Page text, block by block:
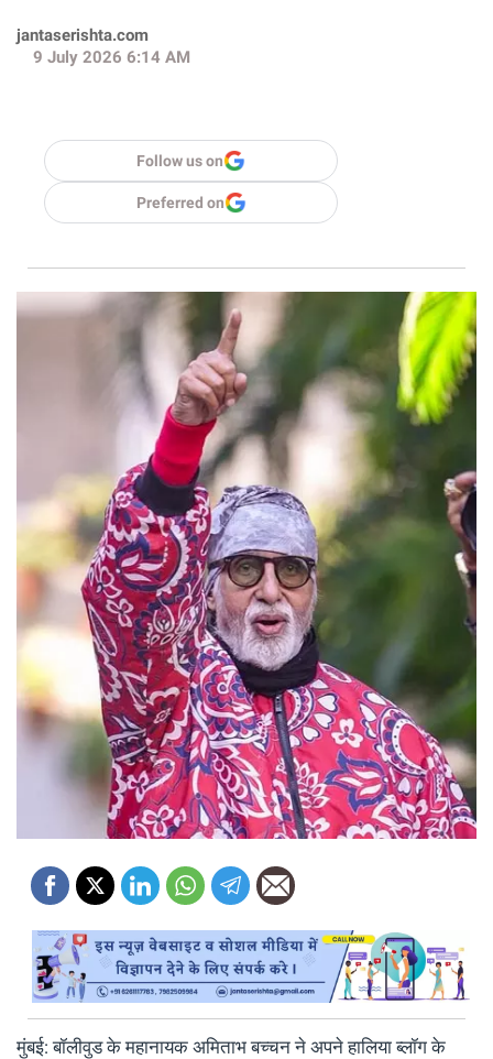
jantaserishta.com
9 July 2026 6:14 AM
Follow us on
Preferred on
मुंबई: बॉलीवुड के महानायक अमिताभ बच्चन ने अपने हालिया ब्लॉग के